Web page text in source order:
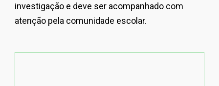
investigação e deve ser acompanhado com
atenção pela comunidade escolar.